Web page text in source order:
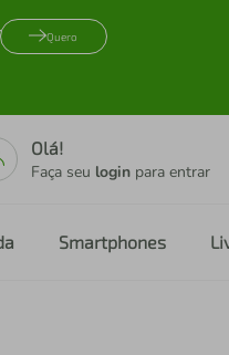
Quero
Olá!
Faça seu login para entrar
Smartphones